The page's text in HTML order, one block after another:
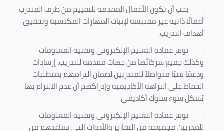
· يجب أن تكون الأعمال المقدمة للتقييم من طرف المتدرب
أعمالًا ذاتية غير مقتبسة لإثبات المهارات المكتسبة وتحقيق
أهداف التدريب.
· توفر عمادة التعليم الإلكتروني وتقنية المعلومات
وكذلك جميع شركائها من جهات مقدمة للتدريب، إرشادات
ودعمًا فنيًا متواصلاً للمتدربين لضمان التزامهم بمتطلبات
الحفاظ على النزاهة الأكاديمية وإدراكهم أن عدم الالتزام بها
يُشكل سوء سلوك أكاديمي.
· توفر عمادة التعليم الإلكتروني وتقنية المعلومات
للمدربين مجموعة من التقارير والأدوات التي تساعدهم من